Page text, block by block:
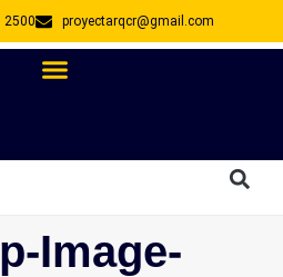
2500 proyectarqcr@gmail.com
Image-